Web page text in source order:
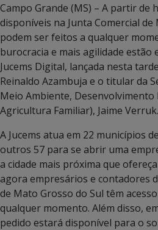
Campo Grande (MS) – A partir de
disponíveis na Junta Comercial de
podem ser feitos a qualquer
burocracia e mais agilidade estão
Jucems Digital, lançada nesta
Reinaldo Azambuja e o titular da
Meio Ambiente, Desenvolvimento
Agricultura Familiar), Jaime Verruk.
A Jucems atua em 22 municípios
outros 57 para se abrir uma
a cidade mais próxima que
agora empresários e contadores
de Mato Grosso do Sul têm
qualquer momento. Além disso,
pedido estará disponível para o